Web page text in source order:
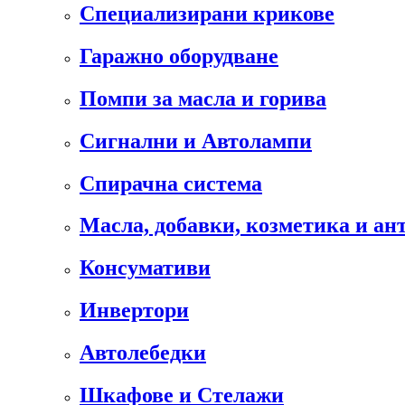
Специализирани крикове
Гаражно оборудване
Помпи за масла и горива
Сигнални и Автолампи
Спирачна система
Масла, добавки, козметика и
Консумативи
Инвертори
Автолебедки
Шкафове и Стелажи